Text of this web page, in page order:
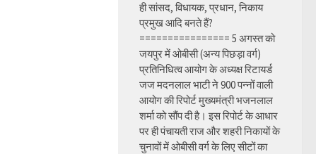
ही सांसद, विधायक, प्रधान, निकाय
प्रमुख आदि बनते हैं?
================ 5 अगस्त को
जयपुर में ओबीसी (अन्य पिछड़ा वर्ग)
प्रतिनिधित्व आयोग के अध्यक्ष रिटायर्ड
जज मदनलाल भाटी ने 900 पन्नों वाली
आयोग की रिपोर्ट मुख्यमंत्री भजनलाल
शर्मा को सौंप दी है। इस रिपोर्ट के आधार
पर ही पंचायती राज और शहरी निकायों के
चुनावों में ओबीसी वर्ग के लिए सीटों का